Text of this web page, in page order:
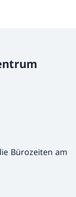
Bürozeiten am